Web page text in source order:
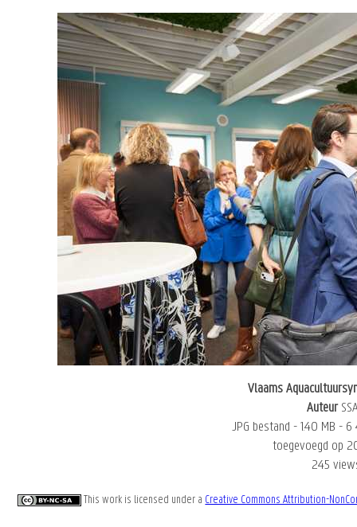
Vlaams
Auteur
JPG bestand - 1.40 MB - 6
toegevoegd op
245
This work is licensed under a Creative Commons Attribution-